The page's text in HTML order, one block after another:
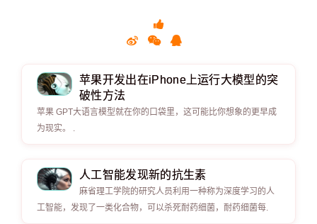
苹果开发出在iPhone上运行大模型的突
破性方法
苹果 GPT大语言模型就在你的口袋里，这可能比你想象的更早成
为现实。 .
人工智能发现新的抗生素
麻省理工学院的研究人员利用一种称为深度学习的人
工智能，发现了一类化合物，可以杀死耐药细菌，耐药细菌每.